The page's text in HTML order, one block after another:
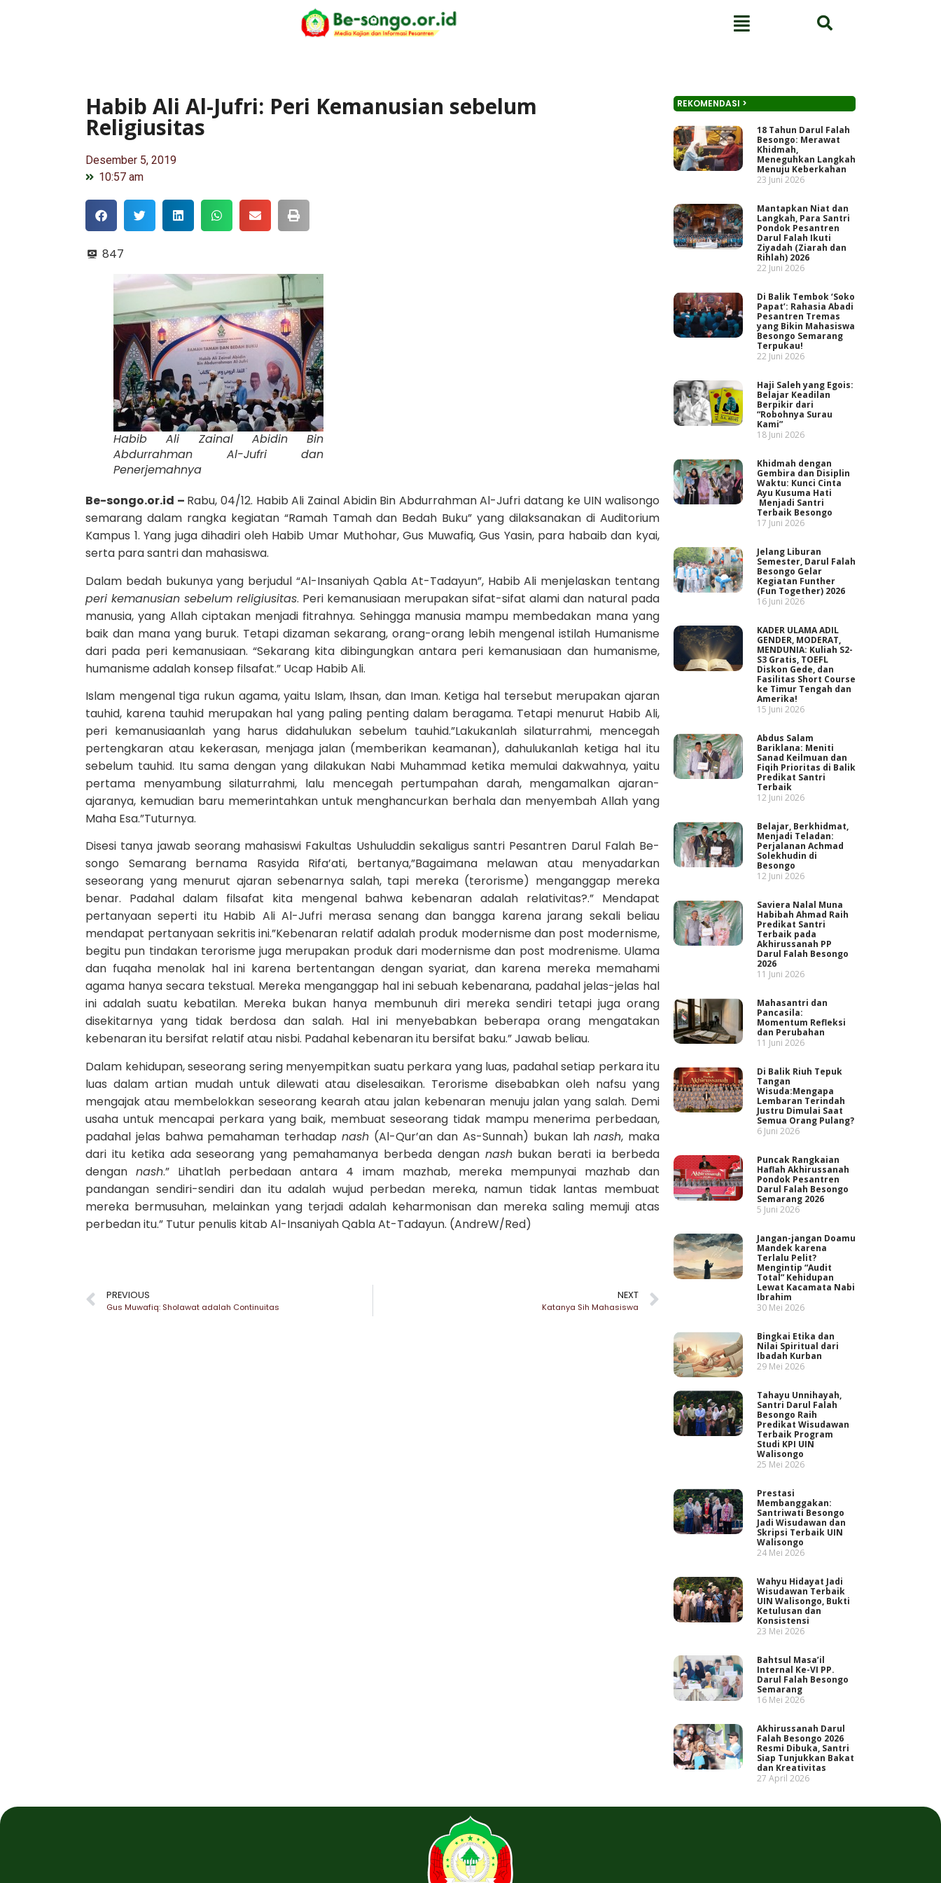
Habib Ali Al-Jufri: Peri Kemanusian sebelum
Religiusitas
Desember 5, 2019
10:57 am
847
Habib Ali Zainal Abidin Bin
Abdurrahman Al-Jufri dan
Penerjemahnya
Be-songo.or.id – Rabu, 04/12. Habib Ali Zainal Abidin Bin Abdurrahman Al-Jufri datang ke UIN walisongo
semarang dalam rangka kegiatan “Ramah Tamah dan Bedah Buku” yang dilaksanakan di Auditorium
Kampus 1. Yang juga dihadiri oleh Habib Umar Muthohar, Gus Muwafiq, Gus Yasin, para habaib dan kyai,
serta para santri dan mahasiswa.
Dalam bedah bukunya yang berjudul “Al-Insaniyah Qabla At-Tadayun”, Habib Ali menjelaskan tentang
peri kemanusian sebelum religiusitas. Peri kemanusiaan merupakan sifat-sifat alami dan natural pada
manusia, yang Allah ciptakan menjadi fitrahnya. Sehingga manusia mampu membedakan mana yang
baik dan mana yang buruk. Tetapi dizaman sekarang, orang-orang lebih mengenal istilah Humanisme
dari pada peri kemanusiaan. “Sekarang kita dibingungkan antara peri kemanusiaan dan humanisme,
humanisme adalah konsep filsafat.” Ucap Habib Ali.
Islam mengenal tiga rukun agama, yaitu Islam, Ihsan, dan Iman. Ketiga hal tersebut merupakan ajaran
tauhid, karena tauhid merupakan hal yang paling penting dalam beragama. Tetapi menurut Habib Ali,
peri kemanusiaanlah yang harus didahulukan sebelum tauhid.”Lakukanlah silaturrahmi, mencegah
pertengkaran atau kekerasan, menjaga jalan (memberikan keamanan), dahulukanlah ketiga hal itu
sebelum tauhid. Itu sama dengan yang dilakukan Nabi Muhammad ketika memulai dakwahnya, yaitu
pertama menyambung silaturrahmi, lalu mencegah pertumpahan darah, mengamalkan ajaran-
ajaranya, kemudian baru memerintahkan untuk menghancurkan berhala dan menyembah Allah yang
Maha Esa.”Tuturnya.
Disesi tanya jawab seorang mahasiswi Fakultas Ushuluddin sekaligus santri Pesantren Darul Falah Be-
songo Semarang bernama Rasyida Rifa’ati, bertanya,”Bagaimana melawan atau menyadarkan
seseorang yang menurut ajaran sebenarnya salah, tapi mereka (terorisme) menganggap mereka
benar. Padahal dalam filsafat kita mengenal bahwa kebenaran adalah relativitas?.” Mendapat
pertanyaan seperti itu Habib Ali Al-Jufri merasa senang dan bangga karena jarang sekali beliau
mendapat pertanyaan sekritis ini.”Kebenaran relatif adalah produk modernisme dan post modernisme,
begitu pun tindakan terorisme juga merupakan produk dari modernisme dan post modrenisme. Ulama
dan fuqaha menolak hal ini karena bertentangan dengan syariat, dan karena mereka memahami
agama hanya secara tekstual. Mereka menganggap hal ini sebuah kebenarana, padahal jelas-jelas hal
ini adalah suatu kebatilan. Mereka bukan hanya membunuh diri mereka sendiri tetapi juga orang
disekitarnya yang tidak berdosa dan salah. Hal ini menyebabkan beberapa orang mengatakan
kebenaran itu bersifat relatif atau nisbi. Padahal kebenaran itu bersifat baku.” Jawab beliau.
Dalam kehidupan, seseorang sering menyempitkan suatu perkara yang luas, padahal setiap perkara itu
luas dalam artian mudah untuk dilewati atau diselesaikan. Terorisme disebabkan oleh nafsu yang
mengajak atau membelokkan seseorang kearah atau jalan kebenaran menuju jalan yang salah. Demi
usaha untuk mencapai perkara yang baik, membuat seseorang tidak mampu menerima perbedaan,
padahal jelas bahwa pemahaman terhadap nash(Al-Qur’an dan As-Sunnah) bukan lahnash, maka
dari itu ketika ada seseorang yang pemahamanya berbeda dengan nashbukan berati ia berbeda
dengannash.” Lihatlah perbedaan antara 4 imam mazhab, mereka mempunyai mazhab dan
pandangan sendiri-sendiri dan itu adalah wujud perbedan mereka, namun tidak lantas membuat
mereka bermusuhan, melainkan yang terjadi adalah keharmonisan dan mereka saling memuji atas
perbedan itu.” Tutur penulis kitab Al-Insaniyah Qabla At-Tadayun. (AndreW/Red)
PREVIOUS
Gus Muwafiq: Sholawat adalah Continuitas
NEXT
Katanya Sih Mahasiswa
REKOMENDASI >
18 Tahun Darul Falah
Besongo: Merawat
Khidmah,
Meneguhkan Langkah
Menuju Keberkahan
23 Juni 2026
Mantapkan Niat dan
Langkah, Para Santri
Pondok Pesantren
Darul Falah Ikuti
Ziyadah (Ziarah dan
Rihlah) 2026
22 Juni 2026
Di Balik Tembok ‘Soko
Papat’: Rahasia Abadi
Pesantren Tremas
yang Bikin Mahasiswa
Besongo Semarang
Terpukau!
22 Juni 2026
Haji Saleh yang Egois:
Belajar Keadilan
Berpikir dari
“Robohnya Surau
Kami”
18 Juni 2026
Khidmah dengan
Gembira dan Disiplin
Waktu: Kunci Cinta
Ayu Kusuma Hati
Menjadi Santri
Terbaik Besongo
17 Juni 2026
Jelang Liburan
Semester, Darul Falah
Besongo Gelar
Kegiatan Funther
(Fun Together) 2026
16 Juni 2026
KADER ULAMA ADIL
GENDER, MODERAT,
MENDUNIA: Kuliah S2-
S3 Gratis, TOEFL
Diskon Gede, dan
Fasilitas Short Course
ke Timur Tengah dan
Amerika!
15 Juni 2026
Abdus Salam
Bariklana: Meniti
Sanad Keilmuan dan
Fiqih Prioritas di Balik
Predikat Santri
Terbaik
12 Juni 2026
Belajar, Berkhidmat,
Menjadi Teladan:
Perjalanan Achmad
Solekhudin di
Besongo
12 Juni 2026
Saviera Nalal Muna
Habibah Ahmad Raih
Predikat Santri
Terbaik pada
Akhirussanah PP
Darul Falah Besongo
2026
11 Juni 2026
Mahasantri dan
Pancasila:
Momentum Refleksi
dan Perubahan
11 Juni 2026
Di Balik Riuh Tepuk
Tangan
Wisuda:Mengapa
Lembaran Terindah
Justru Dimulai Saat
Semua Orang Pulang?
6 Juni 2026
Puncak Rangkaian
Haflah Akhirussanah
Pondok Pesantren
Darul Falah Besongo
Semarang 2026
5 Juni 2026
Jangan-jangan Doamu
Mandek karena
Terlalu Pelit?
Mengintip “Audit
Total” Kehidupan
Lewat Kacamata Nabi
Ibrahim
30 Mei 2026
Bingkai Etika dan
Nilai Spiritual dari
Ibadah Kurban
29 Mei 2026
Tahayu Unnihayah,
Santri Darul Falah
Besongo Raih
Predikat Wisudawan
Terbaik Program
Studi KPI UIN
Walisongo
25 Mei 2026
Prestasi
Membanggakan:
Santriwati Besongo
Jadi Wisudawan dan
Skripsi Terbaik UIN
Walisongo
24 Mei 2026
Wahyu Hidayat Jadi
Wisudawan Terbaik
UIN Walisongo, Bukti
Ketulusan dan
Konsistensi
23 Mei 2026
Bahtsul Masa’il
Internal Ke-VI PP.
Darul Falah Besongo
Semarang
16 Mei 2026
Akhirussanah Darul
Falah Besongo 2026
Resmi Dibuka, Santri
Siap Tunjukkan Bakat
dan Kreativitas
27 April 2026